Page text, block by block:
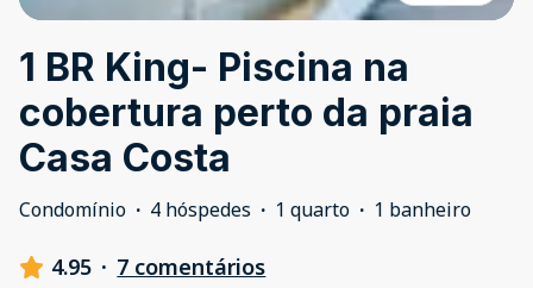
1 BR King- Piscina na
cobertura perto da praia
Casa Costa
Condomínio · 4 hóspedes · 1 quarto · 1 banheiro
4.95 · 7 comentários